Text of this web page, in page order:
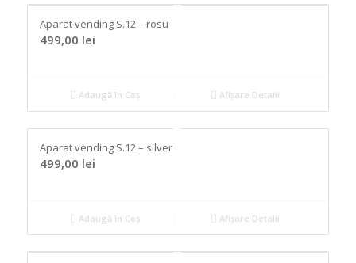
Aparat vending S.12 – rosu
499,00 lei
Adaugă în Coș Afișare Detalii
Aparat vending S.12 – silver
499,00 lei
Adaugă în Coș Afișare Detalii